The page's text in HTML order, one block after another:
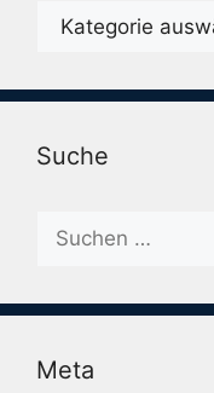
Karegorien
Suche
Suche
nach:
Meta